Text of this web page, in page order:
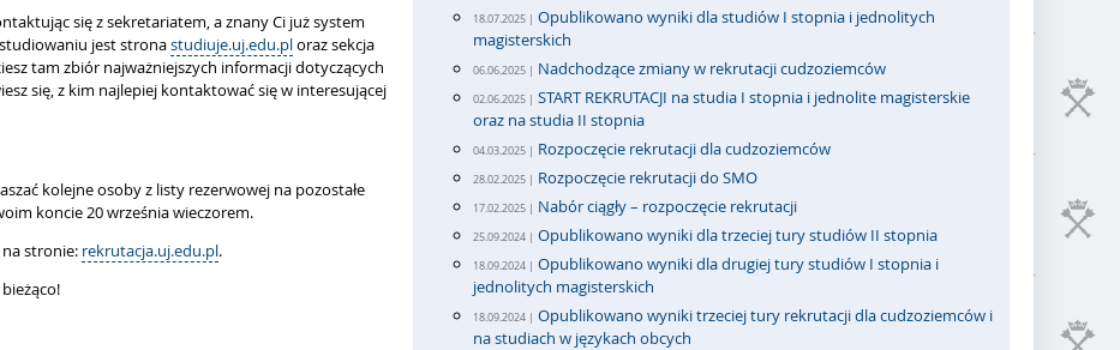
18.07.2025 | Opublikowano wyniki dla studiów I stopnia i jednolitych
magisterskich
06.06.2025 | Nadchodzące zmiany w rekrutacji cudzoziemców
02.06.2025 | START REKRUTACJI na studia I stopnia i jednolite magisterskie
oraz na studia II stopnia
04.03.2025 | Rozpoczęcie rekrutacji dla cudzoziemców
28.02.2025 | Rozpoczęcie rekrutacji do SMO
17.02.2025 | Nabór ciągły – rozpoczęcie rekrutacji
25.09.2024 | Opublikowano wyniki dla trzeciej tury studiów II stopnia
18.09.2024 | Opublikowano wyniki dla drugiej tury studiów I stopnia i
jednolitych magisterskich
18.09.2024 | Opublikowano wyniki trzeciej tury rekrutacji dla cudzoziemców i
na studiach w językach obcych
się z sekretariatem, a znany Ci już system
jest stronastudiuje.uj.edu.ploraz sekcja
tam zbiór najważniejszych informacji dotyczących
się, z kim najlepiej kontaktować się w interesującej
kolejne osoby z listy rezerwowej na pozostałe
koncie 20 września wieczorem.
stronie: rekrutacja.uj.edu.pl.